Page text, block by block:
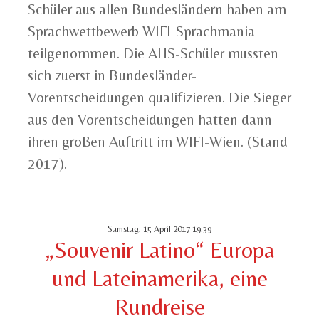
Schüler aus allen Bundesländern haben am
Sprachwettbewerb WIFI-Sprachmania
teilgenommen. Die AHS-Schüler mussten
sich zuerst in Bundesländer-
Vorentscheidungen qualifizieren. Die Sieger
aus den Vorentscheidungen hatten dann
ihren großen Auftritt im WIFI-Wien. (Stand
2017).
Samstag, 15 April 2017 19:39
„Souvenir Latino“ Europa
und Lateinamerika, eine
Rundreise